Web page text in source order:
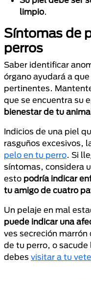
limpio.
Síntomas de
perros
Saber identificar
órgano ayudará a
pertinentes.
que se encuentra su
bienestar de tu
Indicios de una piel
rasguños excesivos,
pelo en tu perro. Si
síntomas, considera
esto podría indicar
tu amigo de cuatro
Un pelaje en mal
puede indicar una
ves secreción marrón
de tu perro, o
debes visitar a tu